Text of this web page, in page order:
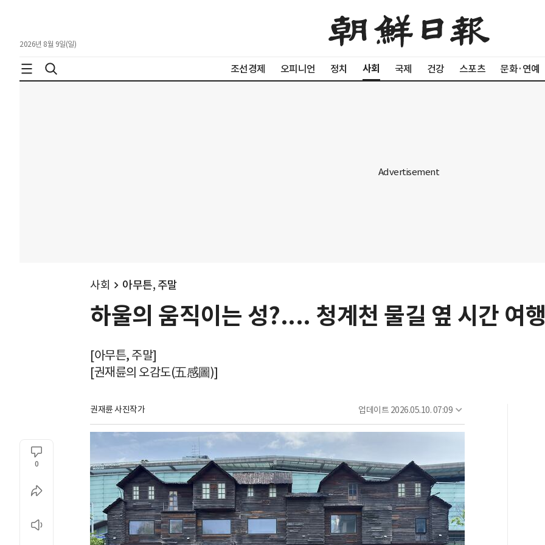
2026년 8월 9일(일)
조선경제 오피니언 정치 사회 국제 건강 스포츠 문화·연예
사회 아무튼, 주말
하울의 움직이는 성?.... 청계천 물길 옆 시간 여
[아무튼, 주말]
[권재륜의 오감도(五感圖)]
권재륜 사진작가 업데이트 2026.05.10. 07:09
0